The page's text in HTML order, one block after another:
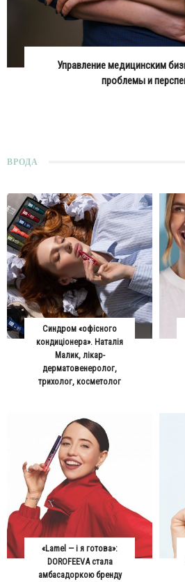
Управление медицинским
проблемы и
ВРОДА
Синдром «офісного
кондиціонера». Наталія
Малик, лікар-
дерматовенеролог,
трихолог, косметолог
«Lamel — і я готова»:
DOROFEEVA стала
амбасадоркою бренду